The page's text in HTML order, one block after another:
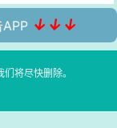
↓↓↓
将尽快删除。